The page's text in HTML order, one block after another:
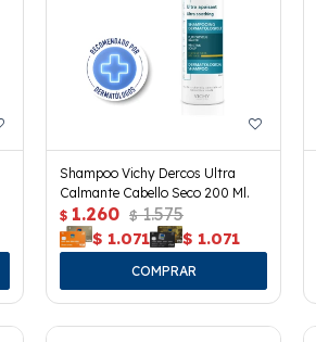
Shampoo Vichy Dercos Ultra
Calmante Cabello Seco 200 Ml.
$ 1.260 $ 1.575
$ 1.071 $ 1.071